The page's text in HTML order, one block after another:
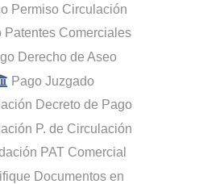
Permiso Circulación
Patentes Comerciales
Derecho de Aseo
Pago Juzgado
Decreto de Pago
P. de Circulación
PAT Comercial
Documentos en